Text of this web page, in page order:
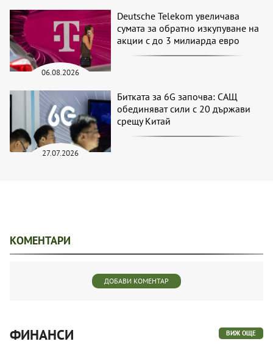
06.08.2026
Deutsche Telekom увеличава
сумата за обратно изкупуване на
акции с до 3 милиарда евро
27.07.2026
Битката за 6G започва: САЩ
обединяват сили с 20 държави
срещу Китай
КОМЕНТАРИ
ДОБАВИ КОМЕНТАР
ФИНАНСИ ВИЖ ОЩЕ